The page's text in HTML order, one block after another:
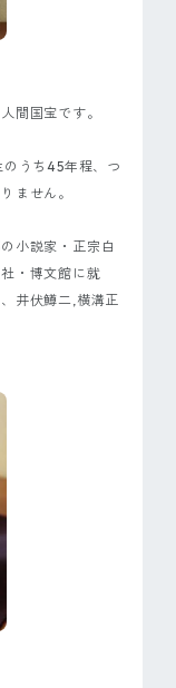
間国宝です。
うち45年程、つ
ません。
小説家・正宗白
・博文館に就
井伏鱒二,横溝正